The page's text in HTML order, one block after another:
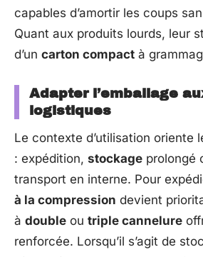
capables d’amortir les coups
Quant aux produits lourds, leur
d’un carton compact à
Adapter l’emballage
logistiques
Le contexte d’utilisation oriente
: expédition, stockage prolongé
transport en interne. Pour
à la compression devient
à double ou triple cannelure
renforcée. Lorsqu’il s’agit de